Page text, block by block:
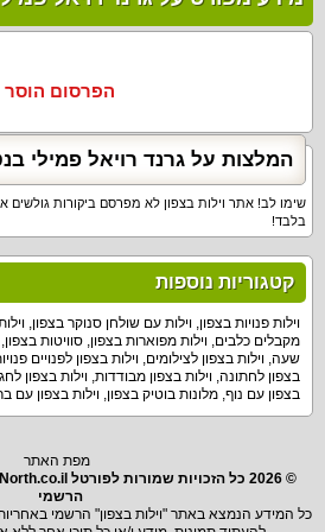
הפרסום הוסר
המלצות על גרנד רויאל פמילי
שימו לב! אתר וילות בצפון לא מפרסם ביקורות
בלבד!
קטגוריות נוספות
וילות פנויות בצפון, וילות עם שולחן סנוקר בצפון,
מקבלים כלבים, וילות מפוארות בצפון, סוויטות בצפון,
שעה, וילות בצפון לצילומים, וילות בצפון לפנויים
בצפון לחתונה, וילות בצפון מבודדות, וילות בצפון
בצפון עם נוף, מלונות בוטיק בצפון, וילות בצפון עם
מפת האתר
הרשמי
כל המידע הנמצא באתר "וילות בצפון" הרשמי